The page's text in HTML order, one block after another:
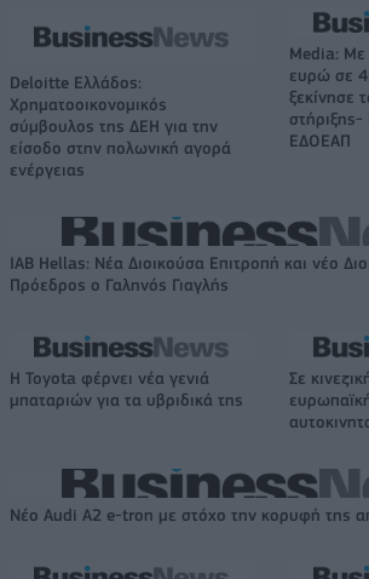
Deloitte Ελλάδος:
Χρηματοοικονομικός
σύμβουλος της ΔΕΗ για την
είσοδο στην πολωνική αγορά
ενέργειας
Media: Με
ευρώ σε
ξεκίνησε
ΕΔΟΕΑΠ
IAB Hellas: Νέα Διοικούσα Επιτροπή και νέο
Πρόεδρος ο Γαληνός Γιαγλής
Η Toyota φέρνει νέα γενιά
μπαταριών για τα υβριδικά της
Σε
Νέο Audi A2 e-tron με στόχο την κορυφή της